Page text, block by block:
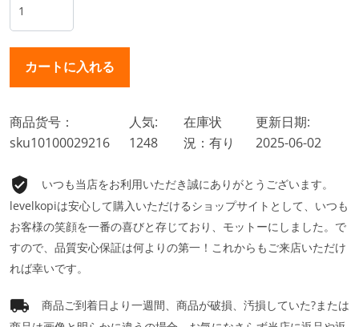
商品货号：
sku10100029216
人気:
1248
在庫状
況：有り
更新日期:
2025-06-02
いつも当店をお利用いただき誠にありがとうございます。
levelkopiは安心して購入いただけるショップサイトとして、いつも
お客様の笑顔を一番の喜びと存じており、モットーにしました。で
すので、品質安心保証は何よりの第一！これからもご来店いただけ
れば幸いです。
商品ご到着日より一週間、商品が破損、汚損していた?または